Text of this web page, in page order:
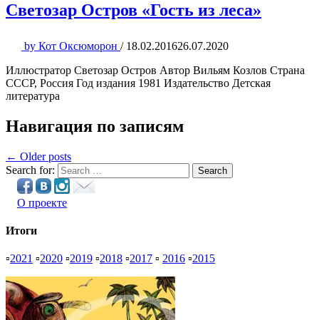
Светозар Остров «Гость из леса»
by Кот Оксюморон / 18.02.201626.07.2020
Иллюстратор Светозар Остров Автор Вильям Козлов Страна
СССР, Россия Год издания 1981 Издательство Детская
литература
Навигация по записям
← Older posts
Search for:
Search
О проекте
Итоги
▫2021 ▫2020 ▫2019 ▫2018 ▫2017 ▫ 2016 ▫2015